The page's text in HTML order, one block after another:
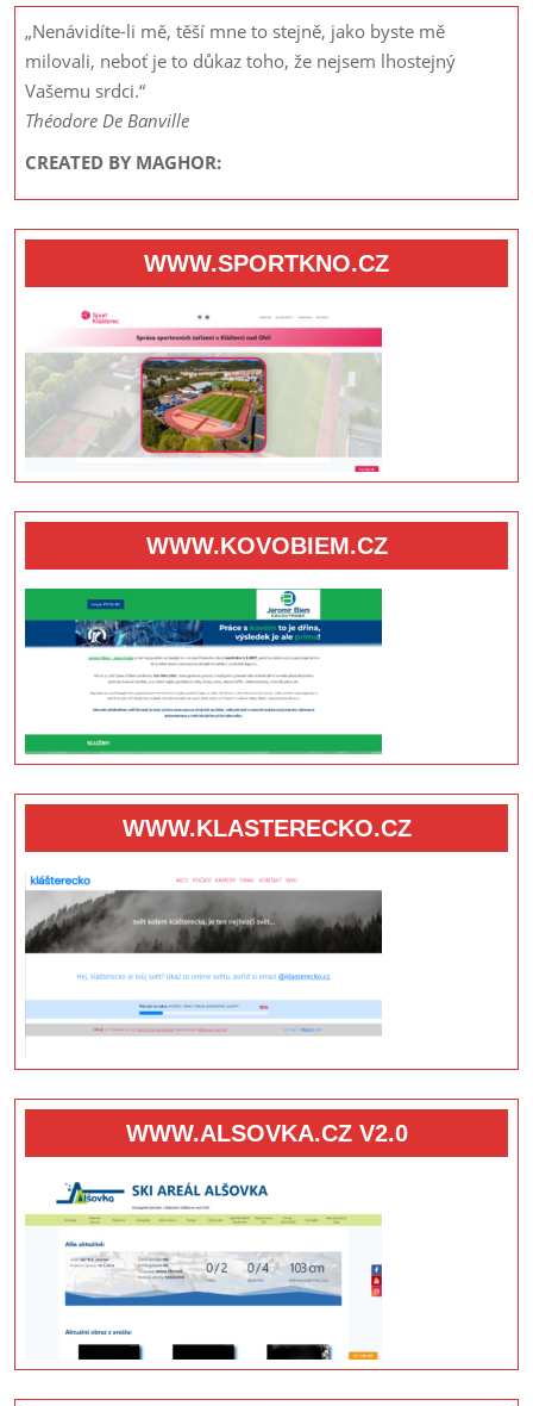
„Nenávidíte-li mě, těší mne to stejně, jako byste mě
milovali, neboť je to důkaz toho, že nejsem lhostejný
Vašemu srdci.“
Théodore De Banville
CREATED BY MAGHOR:
WWW.SPORTKNO.CZ
WWW.KOVOBIEM.CZ
WWW.KLASTERECKO.CZ
WWW.ALSOVKA.CZ V2.0